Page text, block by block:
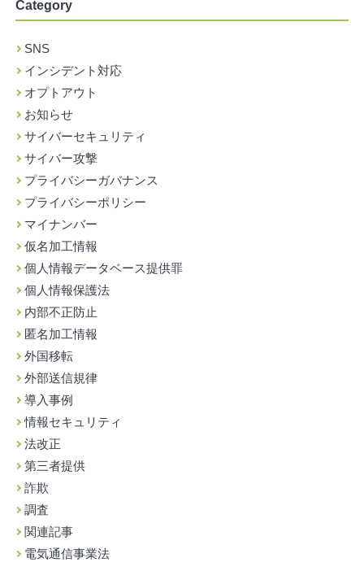
Category
SNS
インシデント対応
オプトアウト
お知らせ
サイバーセキュリティ
サイバー攻撃
プライバシーガバナンス
プライバシーポリシー
マイナンバー
仮名加工情報
個人情報データベース提供罪
個人情報保護法
内部不正防止
匿名加工情報
外国移転
外部送信規律
導入事例
情報セキュリティ
法改正
第三者提供
詐欺
調査
関連記事
電気通信事業法